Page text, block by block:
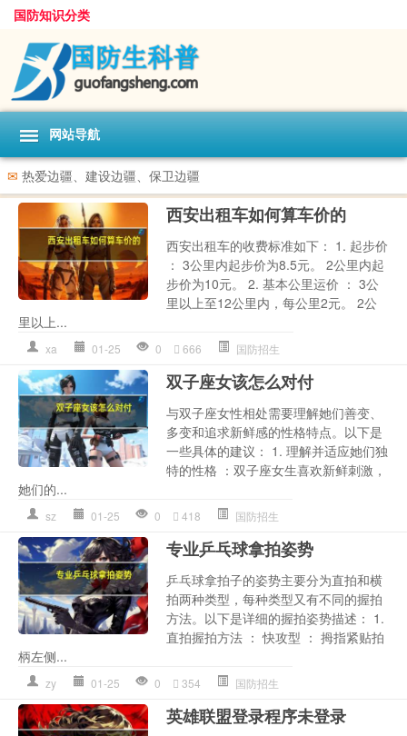
国防知识分类
网站导航
✉ 热爱边疆、建设边疆、保卫边疆
西安出租车如何算车价的
西安出租车的收费标准如下： 1. 起步价
： 3公里内起步价为8.5元。 2公里内起
步价为10元。 2. 基本公里运价 ： 3公
里以上至12公里内，每公里2元。 2公
里以上...
xa 01-25 0 666 国防招生
双子座女该怎么对付
与双子座女性相处需要理解她们善变、
多变和追求新鲜感的性格特点。以下是
一些具体的建议： 1. 理解并适应她们独
特的性格 ：双子座女生喜欢新鲜刺激，
她们的...
sz 01-25 0 418 国防招生
专业乒乓球拿拍姿势
乒乓球拿拍子的姿势主要分为直拍和横
拍两种类型，每种类型又有不同的握拍
方法。以下是详细的握拍姿势描述： 1.
直拍握拍方法 ： 快攻型 ： 拇指紧贴拍
柄左侧...
zy 01-25 0 354 国防招生
英雄联盟登录程序未登录